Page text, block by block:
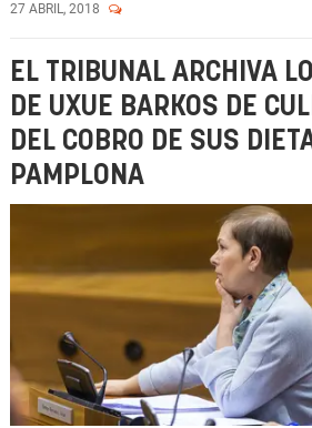
27 ABRIL, 2018
EL TRIBUNAL ARCHIVA
DE UXUE BARKOS DE
DEL COBRO DE SUS
PAMPLONA